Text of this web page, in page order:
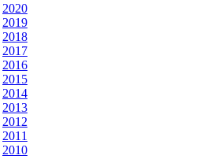
2020
2019
2018
2017
2016
2015
2014
2013
2012
2011
2010